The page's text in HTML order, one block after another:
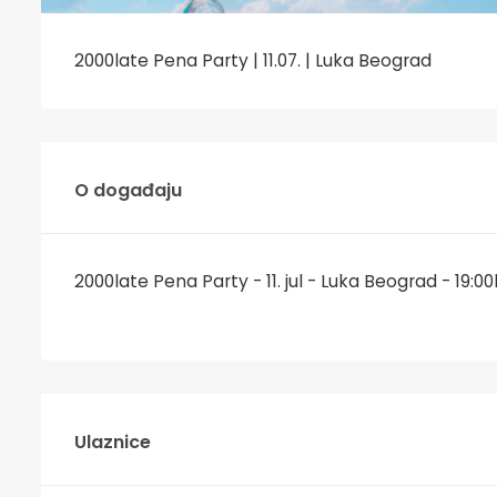
2000late Pena Party | 11.07. | Luka Beograd
O događaju
2000late Pena Party - 11. jul - Luka Beograd -
Ulaznice